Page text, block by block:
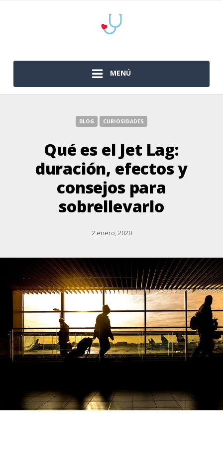
MENÚ
BLOG CURIOSIDADES
Qué es el Jet Lag:
duración, efectos y
consejos para
sobrellevarlo
2 enero, 2020